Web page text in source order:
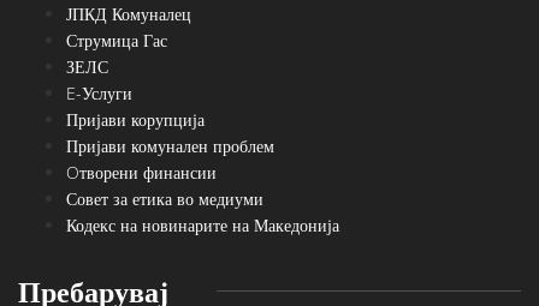
ЈПКД Комуналец
Струмица Гас
ЗЕЛС
E-Услуги
Пријави корупција
Пријави комунален проблем
Oтворени финансии
Совет за етика во медиуми
Кодекс на новинарите на Македонија
Пребарувај